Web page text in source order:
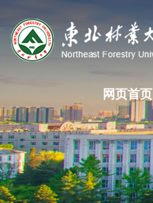
网页首页